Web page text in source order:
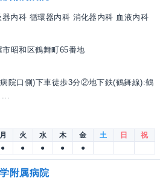
内科 循環器内科 消化器内科 血液内科
昭和区鶴舞町65番地
院口側)下車徒歩3分②地下鉄(鶴舞線):鶴
...
月 火 水 木 金 土 日
祝
● ● ● ● ●
附属病院